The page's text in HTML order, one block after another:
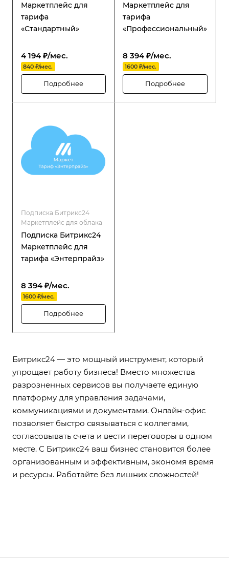
Маркетплейс для
тарифа
«Стандартный»
4 194 ₽/мес.
840 ₽/мес.
Подробнее
Маркетплейс для
тарифа
«Профессиональный»
8 394 ₽/мес.
1600 ₽/мес.
Подробнее
Подписка Битрикс24
Маркетплейс для облака
Подписка Битрикс24
Маркетплейс для
тарифа «Энтерпрайз»
8 394 ₽/мес.
1600 ₽/мес.
Подробнее
Битрикс24 — это мощный инструмент, который
упрощает работу бизнеса! Вместо множества
разрозненных сервисов вы получаете единую
платформу для управления задачами,
коммуникациями и документами. Онлайн-офис
позволяет быстро связываться с коллегами,
согласовывать счета и вести переговоры в одном
месте. С Битрикс24 ваш бизнес становится более
организованным и эффективным, экономя время
и ресурсы. Работайте без лишних сложностей!